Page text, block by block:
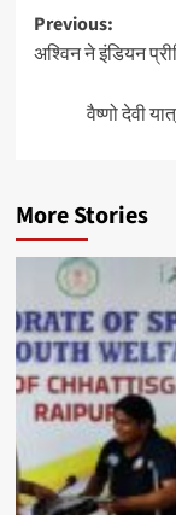
Post
Previous:
अश्विन ने इंडियन
वैष्णो देवी
More Stories